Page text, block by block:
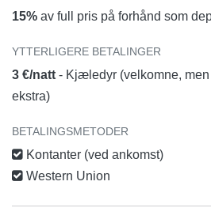
15% av full pris på forhånd som
YTTERLIGERE BETALINGER
3 €/natt - Kjæledyr (velkomne,
ekstra)
BETALINGSMETODER
Kontanter (ved ankomst)
Western Union